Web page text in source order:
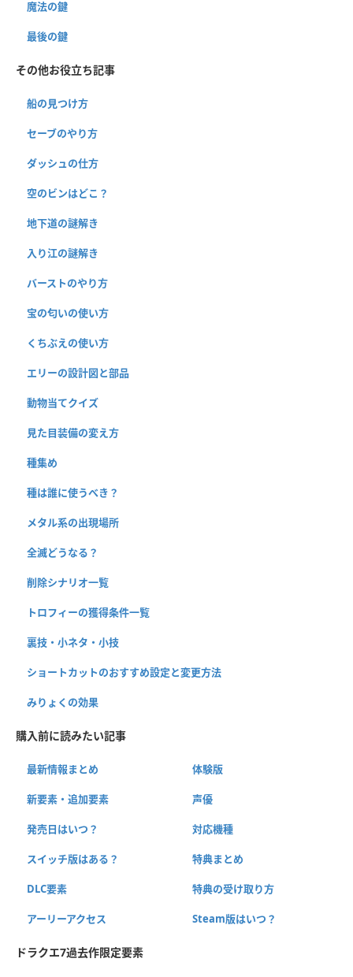
魔法の鍵
最後の鍵
その他お役立ち記事
船の見つけ方
セーブのやり方
ダッシュの仕方
空のビンはどこ？
地下道の謎解き
入り江の謎解き
バーストのやり方
宝の匂いの使い方
くちぶえの使い方
エリーの設計図と部品
動物当てクイズ
見た目装備の変え方
種集め
種は誰に使うべき？
メタル系の出現場所
全滅どうなる？
削除シナリオ一覧
トロフィーの獲得条件一覧
裏技・小ネタ・小技
ショートカットのおすすめ設定と変更方法
みりょくの効果
購入前に読みたい記事
最新情報まとめ 体験版
新要素・追加要素 声優
発売日はいつ？ 対応機種
スイッチ版はある？ 特典まとめ
DLC要素 特典の受け取り方
アーリーアクセス Steam版はいつ？
ドラクエ7過去作限定要素